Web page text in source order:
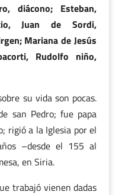
diácono; Esteban,
Juan de Sordi,
Mariana de Jesús
Rudolfo niño,
su vida son pocas.
san Pedro; fue papa
rigió a la Iglesia por el
–desde el 155 al
en Siria.
trabajó vienen dadas